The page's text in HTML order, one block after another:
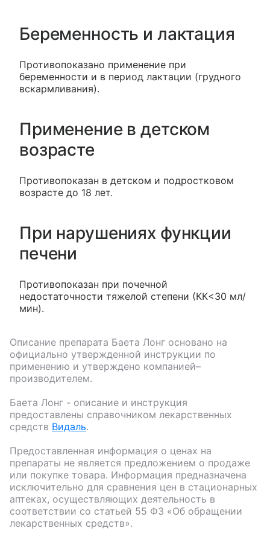
Беременность и лактация
Противопоказано применение при
беременности и в период лактации (грудного
вскармливания).
Применение в детском
возрасте
Противопоказан в детском и подростковом
возрасте до 18 лет.
При нарушениях функции
печени
Противопоказан при почечной
недостаточности тяжелой степени (КК<30 мл/
мин).
Описание препарата Баета Лонг основано на
официально утвержденной инструкции по
применению и утверждено компанией–
производителем.
Баета Лонг - описание и инструкция
предоставлены справочником лекарственных
средств Видаль.
Предоставленная информация о ценах на
препараты не является предложением о продаже
или покупке товара. Информация предназначена
исключительно для сравнения цен в стационарных
аптеках, осуществляющих деятельность в
соответствии со статьей 55 ФЗ «Об обращении
лекарственных средств».